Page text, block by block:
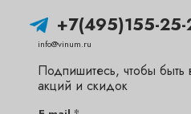
+7(495)155-25-
info@vinum.ru
Подпишитесь, чтобы быть
акций и скидок